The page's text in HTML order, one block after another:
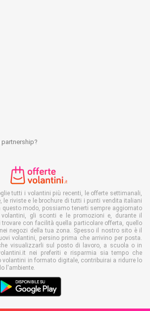
tutti i volantini più recenti, le offerte settimanali,
le riviste e le brochure di tutti i punti vendita italiani
questo modo, possiamo tenerti sempre aggiornato
gli sconti e le promozioni e, durante il
trovare con facilità quella particolare offerta, quello
negozi della tua zona. Spesso il nostro sito è il
volantini, persino prima che arrivino per posta.
visualizzarli sul posto di lavoro, a scuola o in
nei preferiti e risparmia sia tempo che
volantini in formato digitale, contribuirai a ridurre lo
l'ambiente.